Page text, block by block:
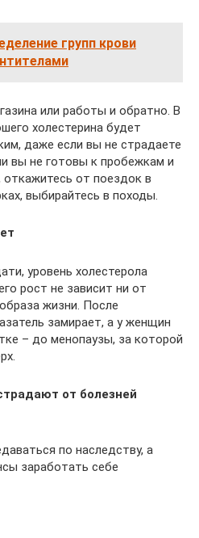
групп крови
или работы и обратно. В
холестерина будет
даже если вы не страдаете
вы не готовы к пробежкам и
откажитесь от поездок в
выбирайтесь в походы.
уровень холестерола
рост не зависит ни от
жизни. После
замирает, а у женщин
– до менопаузы, за которой
от болезней
по наследству, а
заработать себе